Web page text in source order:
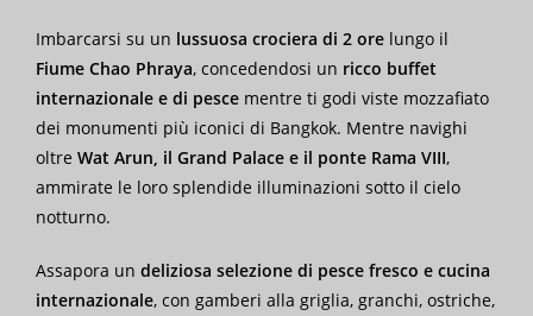
Imbarcarsi su un lussuosa crociera di 2 ore lungo il
Fiume Chao Phraya, concedendosi un ricco buffet
internazionale e di pesce mentre ti godi viste mozzafiato
dei monumenti più iconici di Bangkok. Mentre navighi
oltre Wat Arun, il Grand Palace e il ponte Rama VIII,
ammirate le loro splendide illuminazioni sotto il cielo
notturno.
Assapora un deliziosa selezione di pesce fresco e cucina
internazionale, con gamberi alla griglia, granchi, ostriche,